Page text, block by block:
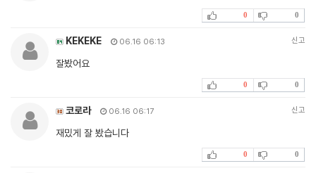
0 0
KEKEKE 06.16 06:13 신고
잘봤어요
0 0
코로라 06.16 06:17 신고
재밌게 잘 봤습니다
0 0